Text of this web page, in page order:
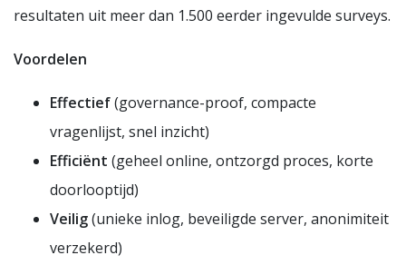
resultaten uit meer dan 1.500 eerder ingevulde surveys.
Voordelen
Effectief(governance-proof, compacte
vragenlijst, snel inzicht)
Efficiënt (geheel online, ontzorgd proces, korte
doorlooptijd)
Veilig(unieke inlog, beveiligde server, anonimiteit
verzekerd)